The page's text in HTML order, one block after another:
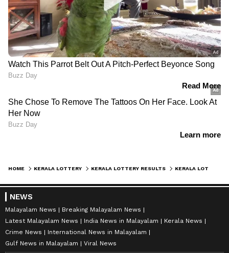
HOME KERALA LOTTERY KERALA LOTTERY RESULTS
NEWS
Malayalam News
Breaking Malayalam News
Latest Malayalam News
India News in Malayalam
Kerala News
Crime News
International News in Malayalam
Gulf News in Malayalam
Viral News